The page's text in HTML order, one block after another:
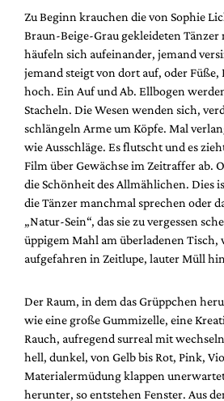
Zu Beginn krauchen die von Sophie
Braun-Beige-Grau gekleideten Tänzer
häufeln sich aufeinander, jemand
jemand steigt von dort auf, oder Füße,
hoch. Ein Auf und Ab. Ellbogen
Stacheln. Die Wesen wenden sich,
schlängeln Arme um Köpfe. Mal
wie Ausschläge. Es flutscht und es
Film über Gewächse im Zeitraffer ab.
die Schönheit des Allmählichen. Dies
die Tänzer manchmal sprechen oder
„Natur-Sein“, das sie zu vergessen
üppigem Mahl am überladenen
aufgefahren in Zeitlupe, lauter Müll
Der Raum, in dem das Grüppchen
wie eine große Gummizelle, eine
Rauch, aufregend surreal mit
hell, dunkel, von Gelb bis Rot, Pink,
Materialermüdung klappen
herunter, so entstehen Fenster. Aus